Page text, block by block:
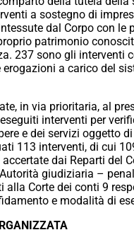
a sostegno di
dal Corpo con
patrimonio
237 sono gli
a carico del
in via prioritaria, al
interventi per
e dei servizi
113 interventi, di cui
dai Reparti del
giudiziaria –
Corte dei conti 9
e modalità di